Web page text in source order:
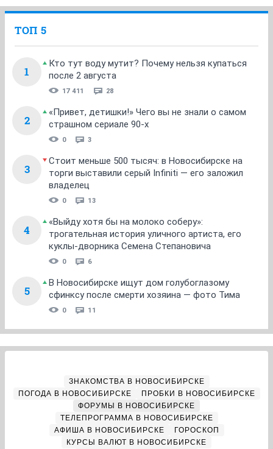
ТОП 5
1
Кто тут воду мутит? Почему нельзя купаться
после 2 августа
17 411 28
2
«Привет, детишки!» Чего вы не знали о самом
страшном сериале 90-х
0 3
3
Стоит меньше 500 тысяч: в Новосибирске на
торги выставили серый Infiniti — его заложил
владелец
0 13
4
«Выйду хотя бы на молоко соберу»:
трогательная история уличного артиста, его
куклы-дворника Семена Степановича
0 6
5
В Новосибирске ищут дом голубоглазому
сфинксу после смерти хозяина — фото Тима
0 11
ЗНАКОМСТВА В НОВОСИБИРСКЕ
ПОГОДА В НОВОСИБИРСКЕ
ПРОБКИ В НОВОСИБИРСКЕ
ФОРУМЫ В НОВОСИБИРСКЕ
ТЕЛЕПРОГРАММА В НОВОСИБИРСКЕ
АФИША В НОВОСИБИРСКЕ
ГОРОСКОП
КУРСЫ ВАЛЮТ В НОВОСИБИРСКЕ